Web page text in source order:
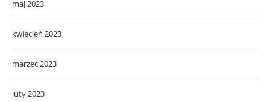
maj 2023
kwiecień 2023
marzec 2023
luty 2023